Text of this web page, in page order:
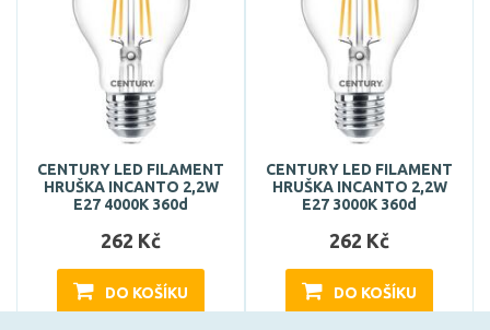
CENTURY LED FILAMENT
HRUŠKA INCANTO 2,2W
E27 4000K 360d
262 Kč
DO KOŠÍKU
CENTURY LED FILAMENT
HRUŠKA INCANTO 2,2W
E27 3000K 360d
262 Kč
DO KOŠÍKU